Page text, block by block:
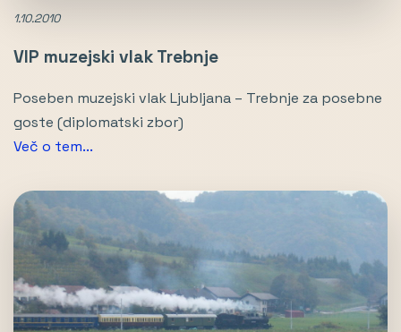
1.10.2010
VIP muzejski vlak Trebnje
Poseben muzejski vlak Ljubljana – Trebnje za posebne
goste (diplomatski zbor)
Več o tem...